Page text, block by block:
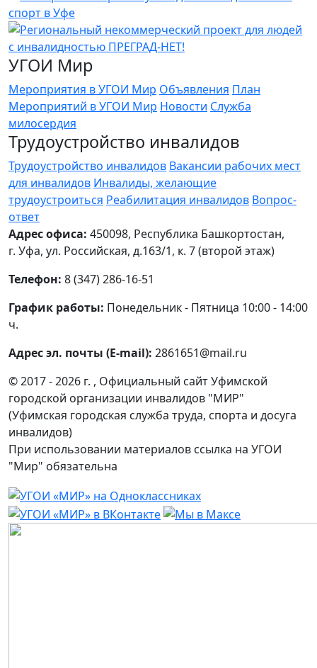
УГОИ Мир
Мероприятия в УГОИ Мир Объявления План
Мероприятий в УГОИ Мир Новости Служба
милосердия
Трудоустройство инвалидов
Трудоустройство инвалидов Вакансии рабочих мест
для инвалидов Инвалиды, желающие
трудоустроиться Реабилитация инвалидов Вопрос-
ответ
Адрес офиса: 450098, Республика Башкортостан,
г. Уфа, ул. Российская, д.163/1, к. 7 (второй этаж)
Телефон: 8 (347) 286-16-51
График работы: Понедельник - Пятница 10:00 - 14:00
ч.
Адрес эл. почты (E-mail): 2861651@mail.ru
© 2017 - 2026 г. , Официальный сайт Уфимской
городской организации инвалидов "МИР"
(Уфимская городская служба труда, спорта и досуга
инвалидов)
При использовании материалов ссылка на УГОИ
"Мир" обязательна